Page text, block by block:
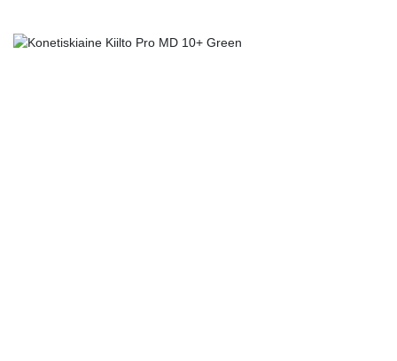
Slide 1 of 6